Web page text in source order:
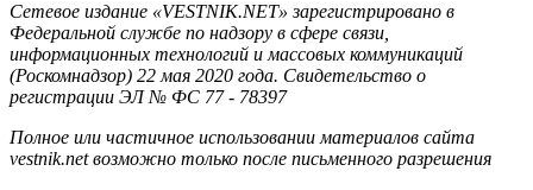
Сетевое издание «VESTNIK.NET» зарегистрировано в
Федеральной службе по надзору в сфере связи,
информационных технологий и массовых коммуникаций
(Роскомнадзор) 22 мая 2020 года. Свидетельство о
регистрации ЭЛ № ФС 77 - 78397
Полное или частичное использовании материалов сайта
vestnik.net возможно только после письменного разрешения